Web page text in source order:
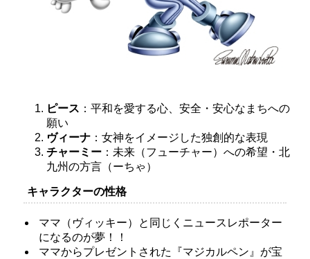
ピース ：平和を愛する心、安全・安心なまちへの
願い
ヴィーナ ：女神をイメージした独創的な表現
チャーミー ：未来（フューチャー）への希望・北
九州の方言（ーちゃ）
​キャラクターの性格
ママ（ヴィッキー）と同じくニュースレポーター
になるのが夢！！
ママからプレゼントされた『マジカルペン』が宝